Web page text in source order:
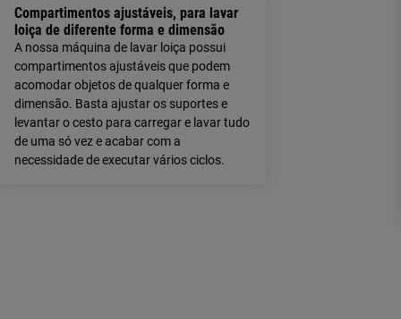
Compartimentos ajustáveis, para lavar
loiça de diferente forma e dimensão
A nossa máquina de lavar loiça possui
compartimentos ajustáveis que podem
acomodar objetos de qualquer forma e
dimensão. Basta ajustar os suportes e
levantar o cesto para carregar e lavar tudo
de uma só vez e acabar com a
necessidade de executar vários ciclos.